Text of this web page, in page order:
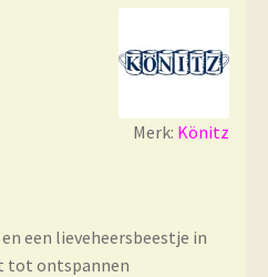
Merk: Könitz
een lieveheersbeestje in
tot ontspannen